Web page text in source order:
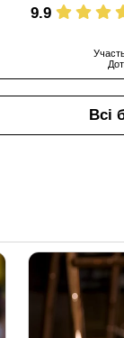
9.9
Всі